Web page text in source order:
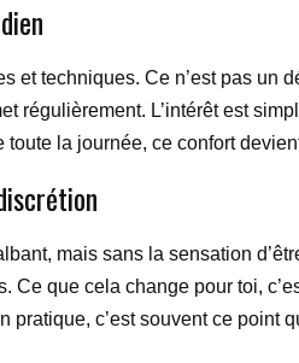
et techniques. Ce n’est pas
régulièrement. L’intérêt est
la journée, ce confort
mais sans la sensation
Ce que cela change pour toi,
pratique, c’est souvent ce